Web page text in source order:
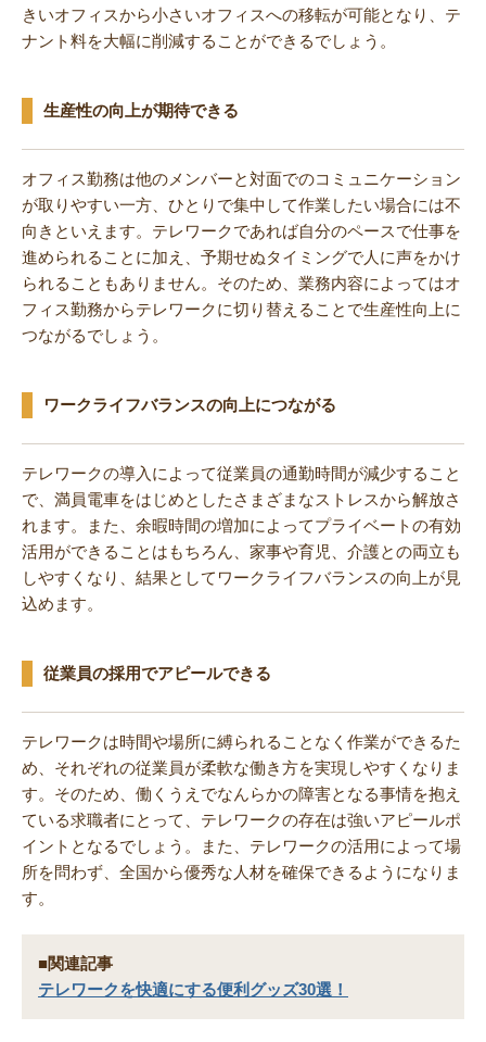
きいオフィスから小さいオフィスへの移転が可能となり、テ
ナント料を大幅に削減することができるでしょう。
生産性の向上が期待できる
オフィス勤務は他のメンバーと対面でのコミュニケーション
が取りやすい一方、ひとりで集中して作業したい場合には不
向きといえます。テレワークであれば自分のペースで仕事を
進められることに加え、予期せぬタイミングで人に声をかけ
られることもありません。そのため、業務内容によってはオ
フィス勤務からテレワークに切り替えることで生産性向上に
つながるでしょう。
ワークライフバランスの向上につながる
テレワークの導入によって従業員の通勤時間が減少すること
で、満員電車をはじめとしたさまざまなストレスから解放さ
れます。また、余暇時間の増加によってプライベートの有効
活用ができることはもちろん、家事や育児、介護との両立も
しやすくなり、結果としてワークライフバランスの向上が見
込めます。
従業員の採用でアピールできる
テレワークは時間や場所に縛られることなく作業ができるた
め、それぞれの従業員が柔軟な働き方を実現しやすくなりま
す。そのため、働くうえでなんらかの障害となる事情を抱え
ている求職者にとって、テレワークの存在は強いアピールポ
イントとなるでしょう。また、テレワークの活用によって場
所を問わず、全国から優秀な人材を確保できるようになりま
す。
■関連記事
テレワークを快適にする便利グッズ30選！